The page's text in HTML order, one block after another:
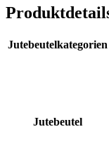
Jutebeutelkategorien
Jutebeutel